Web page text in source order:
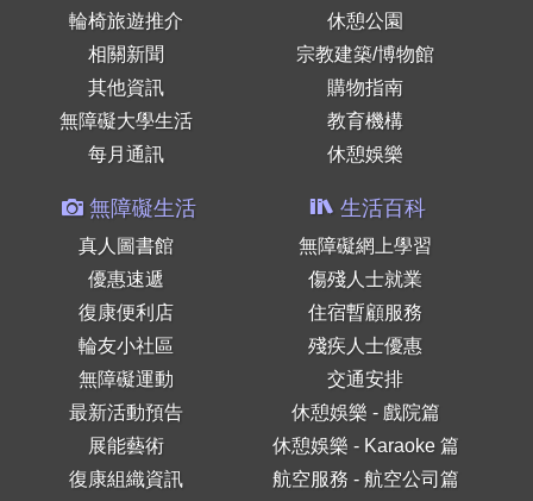
輪椅旅遊推介
相關新聞
其他資訊
無障礙大學生活
每月通訊
休憩公園
宗教建築/博物館
購物指南
教育機構
休憩娛樂
無障礙生活
真人圖書館
優惠速遞
復康便利店
輪友小社區
無障礙運動
最新活動預告
展能藝術
復康組織資訊
生活百科
無障礙網上學習
傷殘人士就業
住宿暫顧服務
殘疾人士優惠
交通安排
休憩娛樂 - 戲院篇
休憩娛樂 - Karaoke 篇
航空服務 - 航空公司篇